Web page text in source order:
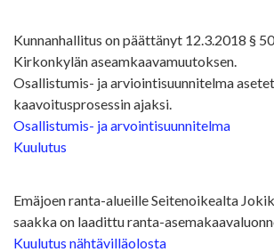
Kunnanhallitus on päättänyt 12.3.2018 §
Kirkonkylän aseamkaavamuutoksen.
Osallistumis- ja arviointisuunnitelma
kaavoitusprosessin ajaksi.
Osallistumis- ja arvointisuunnitelma
Kuulutus
Emäjoen ranta-alueille Seitenoikealta
saakka on laadittu ranta-
Kuulutus nähtävilläolosta